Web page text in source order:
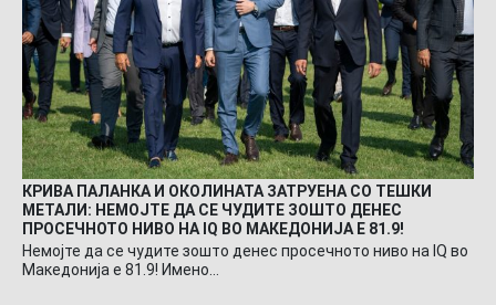
КРИВА ПАЛАНКА И ОКОЛИНАТА ЗАТРУЕНА СО ТЕШКИ
МЕТАЛИ: НЕМОЈТЕ ДА СЕ ЧУДИТЕ ЗОШТО ДЕНЕС
ПРОСЕЧНОТО НИВО НА IQ ВО МАКЕДОНИЈА Е 81.9!
Немојте да се чудите зошто денес просечното ниво на IQ во
Македонија е 81.9! Имено…